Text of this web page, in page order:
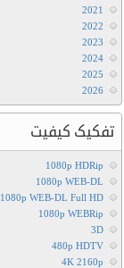
2021
2022
2023
2024
2025
2026
تفکیک کیفیت
1080p HDRip
1080p WEB-DL
1080p WEB-DL Full HD
1080p WEBRip
3D
480p HDTV
4K 2160p